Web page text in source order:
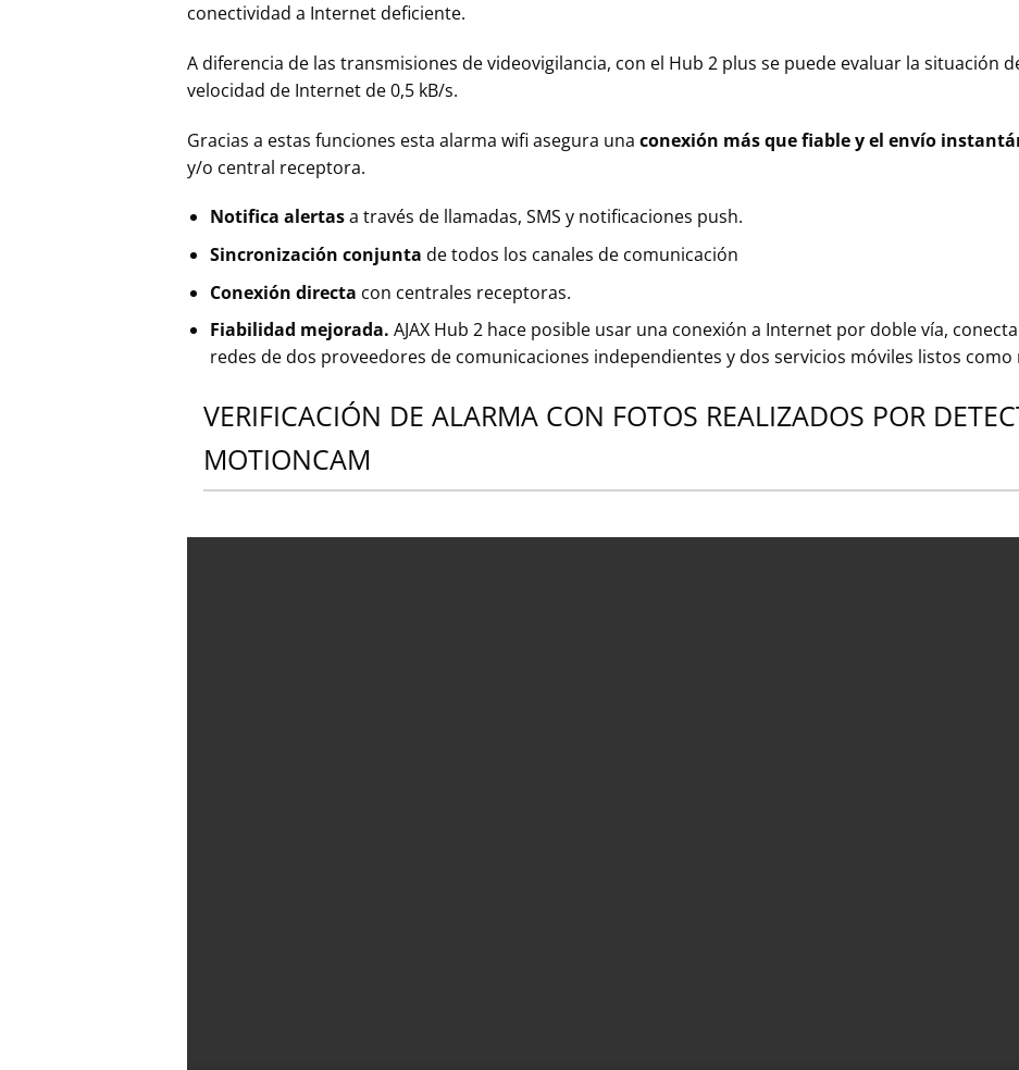
conectividad a Internet deficiente.
A diferencia de las transmisiones de videovigilancia, con el Hub 2 plus se puede evaluar la situación
velocidad de Internet de 0,5 kB/s.
Gracias a estas funciones esta alarma wifi asegura una conexión más que fiable y el envío
y/o central receptora.
Notifica alertasa través de llamadas, SMS y notificaciones push.
Sincronización conjunta de todos los canales de comunicación
Conexión directa con centrales receptoras.
Fiabilidad mejorada. AJAX Hub 2 hace posible usar una conexión a Internet por doble vía,
redes de dos proveedores de comunicaciones independientes y dos servicios móviles listos como
VERIFICACIÓN DE ALARMA CON FOTOS REALIZADOS POR
MOTIONCAM